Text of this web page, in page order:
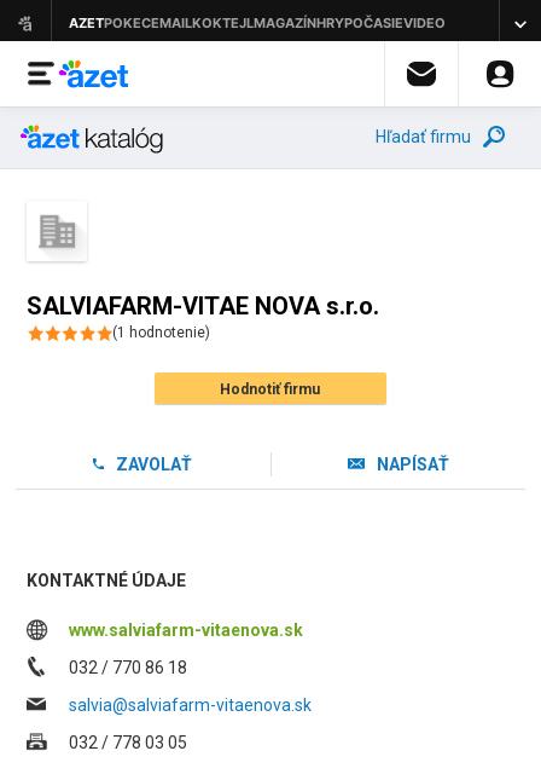
Hľadať firmu
SALVIAFARM-VITAE NOVA s.r.o.
(1 hodnotenie)
Hodnotiť firmu
ZAVOLAŤ NAPÍSAŤ
KONTAKTNÉ ÚDAJE
www.salviafarm-vitaenova.sk
032 / 770 86 18
salvia@salviafarm-vitaenova.sk
032 / 778 03 05